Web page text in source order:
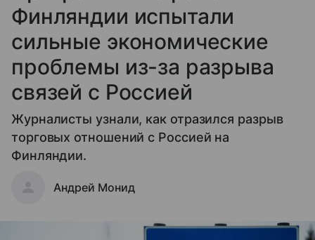
Финляндии испытали
сильные экономические
проблемы из-за разрыва
связей с Россией
Журналисты узнали, как отразился разрыв
торговых отношений с Россией на
Финляндии.
Андрей Монид